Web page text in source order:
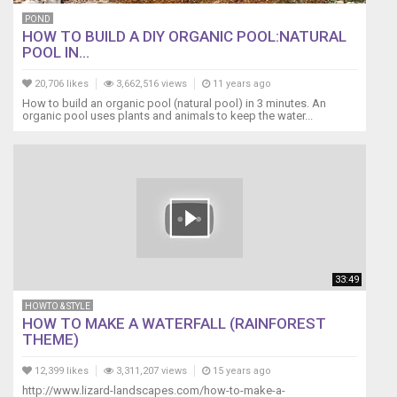
Acquatiche
AQUA
STUDIO
HOBBYACQUARIO
AQUARIA
Aquascaping
aquariums,
where
you
can
tutorials,
POND
HOW TO BUILD A DIY ORGANIC POOL:NATURAL
POOL IN...
20,706 likes 3,662,516 views 11 years ago
How to build an organic pool (natural pool) in 3 minutes. An
organic pool uses plants and animals to keep the water...
33:49
HOWTO & STYLE
HOW TO MAKE A WATERFALL (RAINFOREST
THEME)
12,399 likes 3,311,207 views 15 years ago
http://www.lizard-landscapes.com/how-to-make-a-